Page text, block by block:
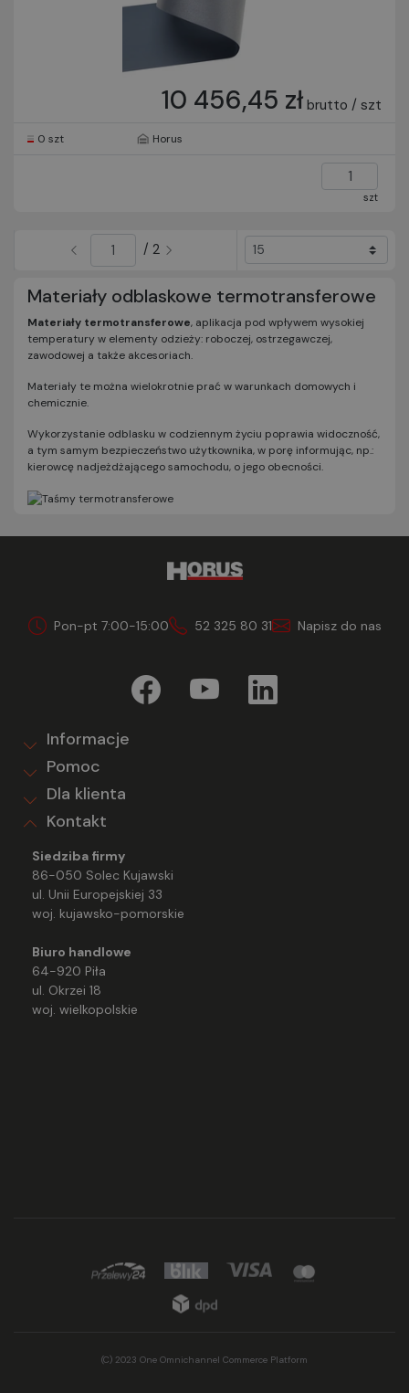
10 456,45 zł brutto / szt
0 szt Horus
szt
/ 2
Materiały odblaskowe termotransferowe
Materiały termotransferowe, aplikacja pod wpływem wysokiej
temperatury w elementy odzieży: roboczej, ostrzegawczej,
zawodowej a także akcesoriach.
Materiały te można wielokrotnie prać w warunkach domowych i
chemicznie.
Wykorzystanie odblasku w codziennym życiu poprawia widoczność,
a tym samym bezpieczeństwo użytkownika, w porę informując, np.:
kierowcę nadjeżdżającego samochodu, o jego obecności.
Pon-pt 7:00-15:00 52 325 80 31 Napisz do nas
Informacje
Pomoc
Dla klienta
Kontakt
Siedziba firmy
86-050 Solec Kujawski
ul. Unii Europejskiej 33
woj. kujawsko-pomorskie
Biuro handlowe
64-920 Piła
ul. Okrzei 18
woj. wielkopolskie
(C) 2023 One Omnichannel Commerce Platform